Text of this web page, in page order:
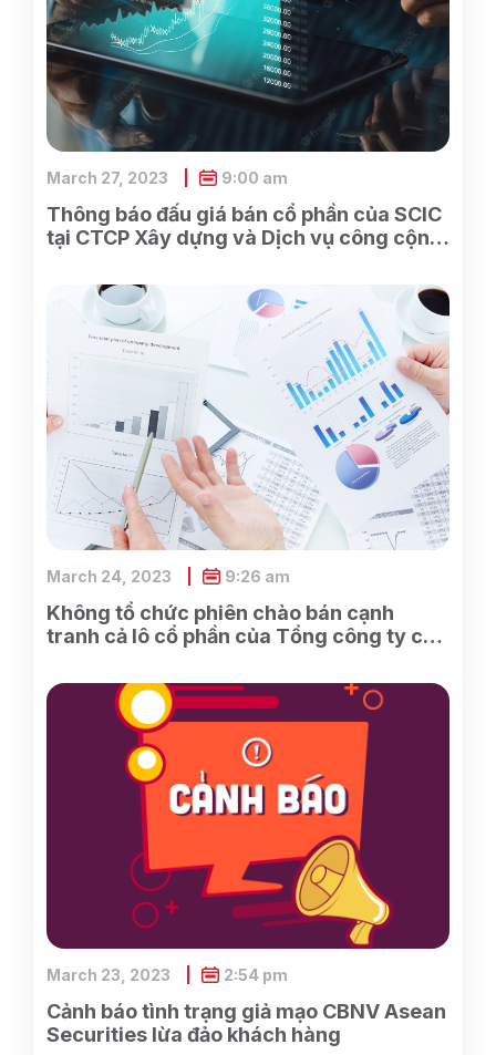
Thông báo đấu giá bán cổ phần của SCIC
tại CTCP Xây dựng và Dịch vụ công cộng
March 27, 2023 9:00 am
Không tổ chức phiên chào bán cạnh
tranh cả lô cổ phần của Tổng công ty cổ
SCIC sở hữu
March 24, 2023 9:26 am
Cảnh báo tình trạng giả mạo CBNV Asean
Securities lừa đảo khách hàng
March 23, 2023 2:54 pm